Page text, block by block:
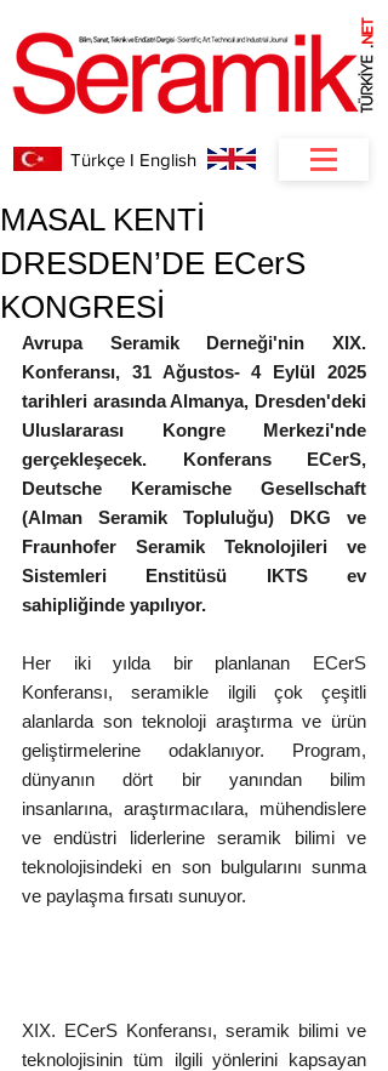
.
NET
Türkçe I English
MASAL KENTİ
DRESDEN’DE ECerS
KONGRESİ
Avrupa Seramik Derneği'nin XIX.
Konferansı, 31 Ağustos- 4 Eylül 2025
tarihleri ​​arasında Almanya, Dresden'deki
Uluslararası Kongre Merkezi'nde
gerçekleşecek. Konferans ECerS,
Deutsche Keramische Gesellschaft
(Alman Seramik Topluluğu) DKG ve
Fraunhofer Seramik Teknolojileri ve
Sistemleri Enstitüsü IKTS ev
sahipliğinde yapılıyor.
Her iki yılda bir planlanan ECerS
Konferansı, seramikle ilgili çok çeşitli
alanlarda son teknoloji araştırma ve ürün
geliştirmelerine odaklanıyor. Program,
dünyanın dört bir yanından bilim
insanlarına, araştırmacılara, mühendislere
ve endüstri liderlerine seramik bilimi ve
teknolojisindeki en son bulgularını sunma
ve paylaşma fırsatı sunuyor.
XIX. ECerS Konferansı, seramik bilimi ve
teknolojisinin tüm ilgili yönlerini kapsayan